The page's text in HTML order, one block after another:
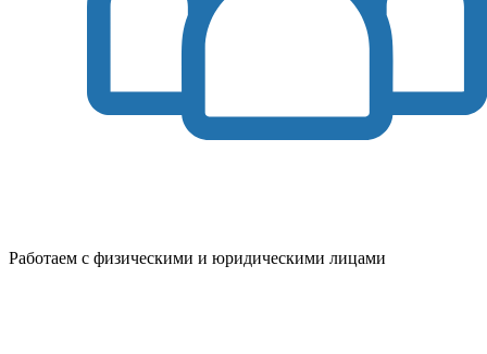
Работаем с физическими и юридическими лицами